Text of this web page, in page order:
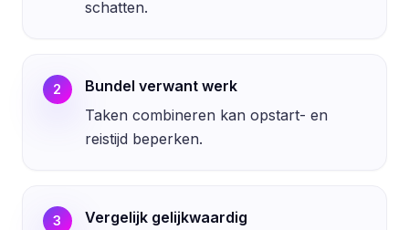
schatten.
2
Bundel verwant werk
Taken combineren kan opstart- en
reistijd beperken.
3
Vergelijk gelijkwaardig